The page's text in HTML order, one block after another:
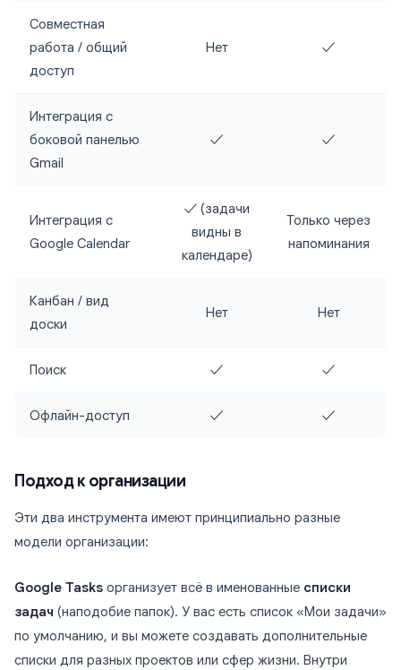
Совместная
работа / общий
доступ
Нет ✓
Интеграция с
боковой панелью
Gmail
✓ ✓
Интеграция с
Google Calendar
✓ (задачи
видны в
календаре)
Только через
напоминания
Канбан / вид
доски
Нет Нет
Поиск ✓ ✓
Офлайн-доступ ✓ ✓
Подход к организации
Эти два инструмента имеют принципиально разные
модели организации:
Google Tasks организует всё в именованные списки
задач (наподобие папок). У вас есть список «Мои задачи»
по умолчанию, и вы можете создавать дополнительные
списки для разных проектов или сфер жизни. Внутри